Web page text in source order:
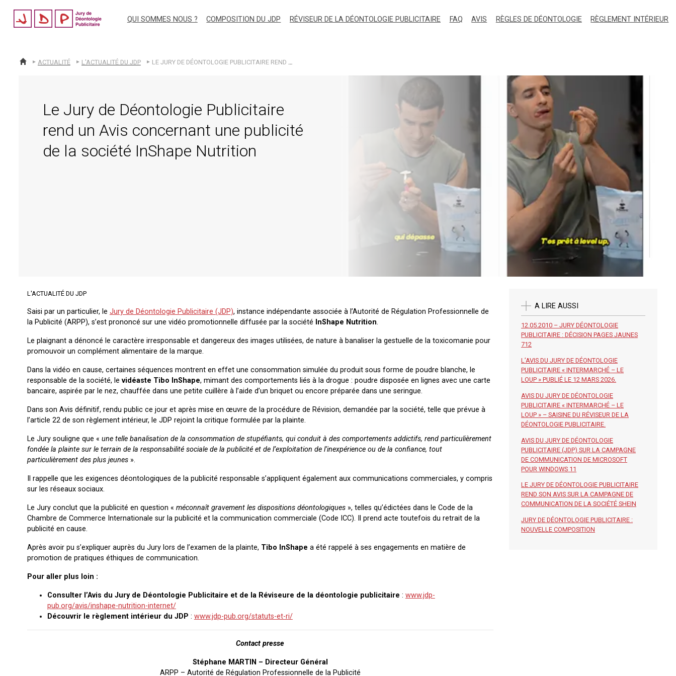
jdp QUI SOMMES NOUS ? COMPOSITION DU JDP RÉVISEUR DE LA DÉONTOLOGIE PUBLICITAIRE FAQ AVIS RÈGLES DE DÉONTOLOGIE RÈGLEMENT INTÉRIEUR
ACCUEIL
ACTUALITÉ L'ACTUALITÉ DU JDP
Le Jury de Déontologie Publicitaire
rend un Avis concernant une publicité
de la société InShape Nutrition
L'ACTUALITÉ DU JDP
Saisi par un particulier, le Jury de Déontologie Publicitaire (JDP), instance indépendante associée à l’Autorité de Régulation Professionnelle de
la Publicité (ARPP), s’est prononcé sur une vidéo promotionnelle diffusée par la société InShape Nutrition.
Le plaignant a dénoncé le caractère irresponsable et dangereux des images utilisées, de nature à banaliser la gestuelle de la toxicomanie pour
promouvoir un complément alimentaire de la marque.
Dans la vidéo en cause, certaines séquences montrent en effet une consommation simulée du produit sous forme de poudre blanche, le
responsable de la société, le vidéaste Tibo InShape, mimant des comportements liés à la drogue : poudre disposée en lignes avec une carte
bancaire, aspirée par le nez, chauffée dans une petite cuillère à l’aide d’un briquet ou encore préparée dans une seringue.
Dans son Avis définitif, rendu public ce jour et après mise en œuvre de la procédure de Révision, demandée par la société, telle que prévue à
l’article 22 de son règlement intérieur, le JDP rejoint la critique formulée par la plainte.
Le Jury souligne que « une telle banalisation de la consommation de stupéfiants, qui conduit à des comportements addictifs, rend particulièrement
fondée la plainte sur le terrain de la responsabilité sociale de la publicité et de l’exploitation de l’inexpérience ou de la confiance, tout
particulièrement des plus jeunes».
Il rappelle que les exigences déontologiques de la publicité responsable s’appliquent également aux communications commerciales, y compris
sur les réseaux sociaux.
Le Jury conclut que la publicité en question « méconnaît gravement les dispositions déontologiques», telles qu’édictées dans le Code de la
Chambre de Commerce Internationale sur la publicité et la communication commerciale (Code ICC). Il prend acte toutefois du retrait de la
publicité en cause.
Après avoir pu s’expliquer auprès du Jury lors de l’examen de la plainte, Tibo InShape a été rappelé à ses engagements en matière de
promotion de pratiques éthiques de communication.
Pour aller plus loin :
Consulter l’Avis du Jury de Déontologie Publicitaire et de la Réviseure de la déontologie publicitaire : www.jdp-
pub.org/avis/inshape-nutrition-internet/
Découvrir le règlement intérieur du JDP : www.jdp-pub.org/statuts-et-ri/
Contact presse
Stéphane MARTIN – Directeur Général
ARPP – Autorité de Régulation Professionnelle de la Publicité
A LIRE AUSSI
12.05.2010 – JURY DÉONTOLOGIE
PUBLICITAIRE : DÉCISION PAGES JAUNES
712
L’AVIS DU JURY DE DÉONTOLOGIE
PUBLICITAIRE « INTERMARCHÉ – LE
LOUP » PUBLIÉ LE 12 MARS 2026.
AVIS DU JURY DE DÉONTOLOGIE
PUBLICITAIRE « INTERMARCHÉ – LE
LOUP » – SAISINE DU RÉVISEUR DE LA
DÉONTOLOGIE PUBLICITAIRE.
AVIS DU JURY DE DÉONTOLOGIE
PUBLICITAIRE (JDP) SUR LA CAMPAGNE
DE COMMUNICATION DE MICROSOFT
POUR WINDOWS 11
LE JURY DE DÉONTOLOGIE PUBLICITAIRE
REND SON AVIS SUR LA CAMPAGNE DE
COMMUNICATION DE LA SOCIÉTÉ SHEIN
JURY DE DÉONTOLOGIE PUBLICITAIRE :
NOUVELLE COMPOSITION